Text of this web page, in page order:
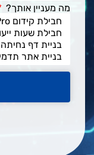
מה מעניין אותך?